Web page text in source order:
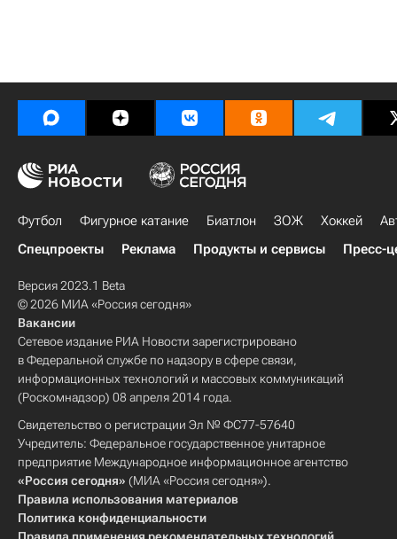
Футбол Фигурное катание Биатлон ЗОЖ Хоккей
Спецпроекты
Реклама Продукты и сервисы Пресс-
Версия 2023.1 Beta
© 2026 МИА «Россия сегодня»
Вакансии
Сетевое издание РИА Новости зарегистрировано
в Федеральной службе по надзору в сфере связи,
информационных технологий и массовых коммуникаций
(Роскомнадзор) 08 апреля 2014 года.
Свидетельство о регистрации Эл № ФС77-57640
Учредитель: Федеральное государственное унитарное
предприятие Международное информационное агентство
«Россия сегодня» (МИА «Россия сегодня»).
Правила использования материалов
Политика конфиденциальности